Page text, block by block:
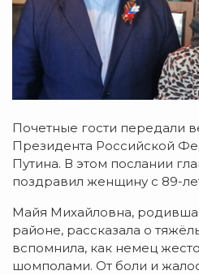
Почетные гости передали
Президента Российской
Путина. В этом послании
поздравил женщину с 89-
Майя Михайловна,
районе, рассказала о
вспомнила, как немец
шомполами. От боли и